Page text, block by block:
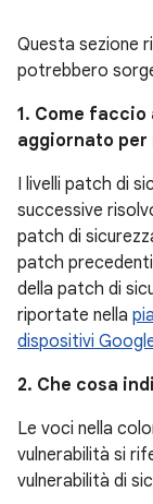
Questa sezione
potrebbero
1. Come
aggiornato per
I livelli patch di
successive
patch di
patch
della patch di
riportate nella
dispositivi
2. Che cosa
Le voci nella
vulnerabilità si
vulnerabilità di